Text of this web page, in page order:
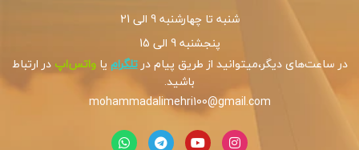
شنبه تا چهارشنبه 9 الی 21
پنجشنبه 9 الی 15
در ساعت‌های دیگر،میتوانید از طریق پیام درتلگرام یاواتس‌اپدر ارتباط
باشید.
mohammadalimehri100@gmail.com